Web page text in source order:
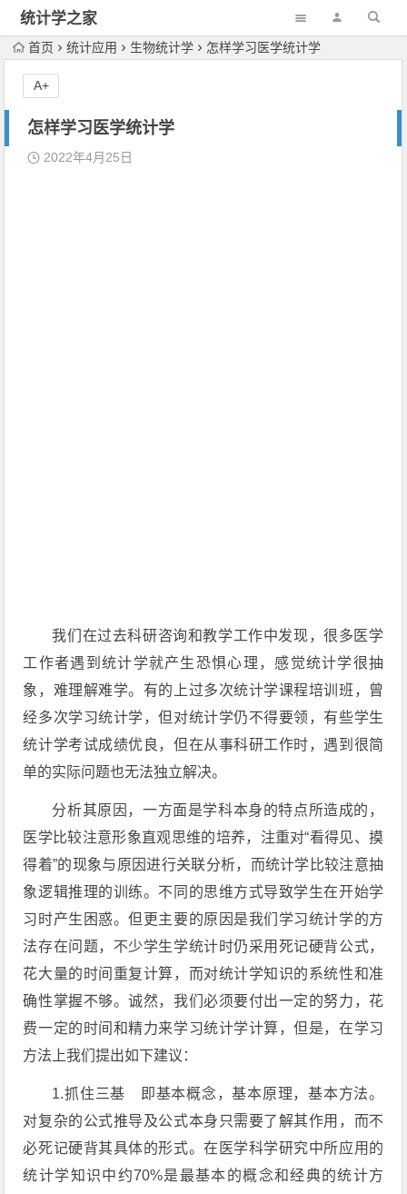
统计学之家
首页 统计应用 生物统计学 怎样学习医学统计学
怎样学习医学统计学
2022年4月25日
我们在过去科研咨询和教学工作中发现，很多医学
工作者遇到统计学就产生恐惧心理，感觉统计学很抽
象，难理解难学。有的上过多次统计学课程培训班，曾
经多次学习统计学，但对统计学仍不得要领，有些学生
统计学考试成绩优良，但在从事科研工作时，遇到很简
单的实际问题也无法独立解决。
分析其原因，一方面是学科本身的特点所造成的，
医学比较注意形象直观思维的培养，注重对“看得见、摸
得着”的现象与原因进行关联分析，而统计学比较注意抽
象逻辑推理的训练。不同的思维方式导致学生在开始学
习时产生困惑。但更主要的原因是我们学习统计学的方
法存在问题，不少学生学统计时仍采用死记硬背公式，
花大量的时间重复计算，而对统计学知识的系统性和准
确性掌握不够。诚然，我们必须要付出一定的努力，花
费一定的时间和精力来学习统计学计算，但是，在学习
方法上我们提出如下建议：
1.抓住三基 即基本概念，基本原理，基本方法。
对复杂的公式推导及公式本身只需要了解其作用，而不
必死记硬背其具体的形式。在医学科学研究中所应用的
统计学知识中约70%是最基本的概念和经典的统计方
A+